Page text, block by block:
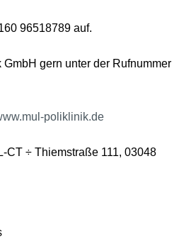
96518789 auf.
gern unter der Rufnummer
poliklinik.de
CT ÷ Thiemstraße 111, 03048